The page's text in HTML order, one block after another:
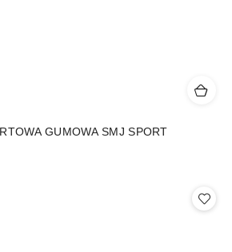
GUMOWA SMJ SPORT